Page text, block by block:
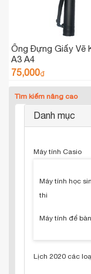
Ống Đựng Giấy Vẽ
A3 A4
75,000₫
Tìm kiếm nâng cao
Danh mục
Máy tính Casio
Máy tính học
thi
Máy tính để bàn
Lịch 2020 các